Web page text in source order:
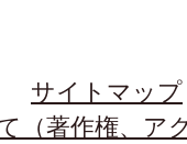
サイトマップ
（著作権、ア